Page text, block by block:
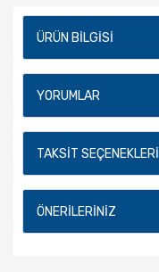
ÜRÜN BILGISI
YORUMLAR
TAKSIT SEÇENEKLERI
ÖNERILERINIZ